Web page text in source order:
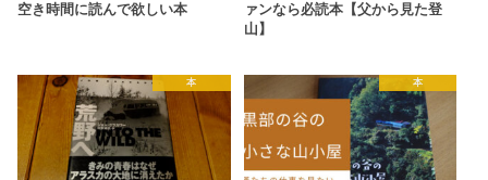
空き時間に読んで欲しい本
ァンなら必読本【父から見た登
山】
本 本